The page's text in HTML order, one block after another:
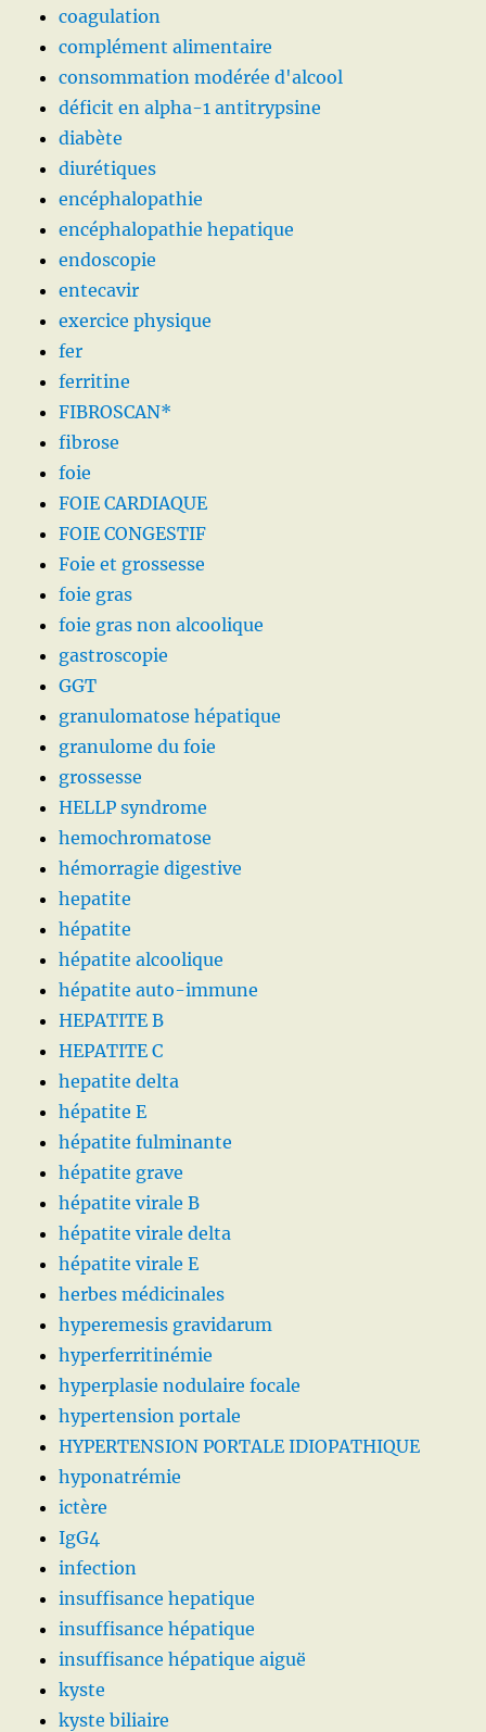
coagulation
complément alimentaire
consommation modérée d'alcool
déficit en alpha-1 antitrypsine
diabète
diurétiques
encéphalopathie
encéphalopathie hepatique
endoscopie
entecavir
exercice physique
fer
ferritine
FIBROSCAN*
fibrose
foie
FOIE CARDIAQUE
FOIE CONGESTIF
Foie et grossesse
foie gras
foie gras non alcoolique
gastroscopie
GGT
granulomatose hépatique
granulome du foie
grossesse
HELLP syndrome
hemochromatose
hémorragie digestive
hepatite
hépatite
hépatite alcoolique
hépatite auto-immune
HEPATITE B
HEPATITE C
hepatite delta
hépatite E
hépatite fulminante
hépatite grave
hépatite virale B
hépatite virale delta
hépatite virale E
herbes médicinales
hyperemesis gravidarum
hyperferritinémie
hyperplasie nodulaire focale
hypertension portale
HYPERTENSION PORTALE IDIOPATHIQUE
hyponatrémie
ictère
IgG4
infection
insuffisance hepatique
insuffisance hépatique
insuffisance hépatique aiguë
kyste
kyste biliaire